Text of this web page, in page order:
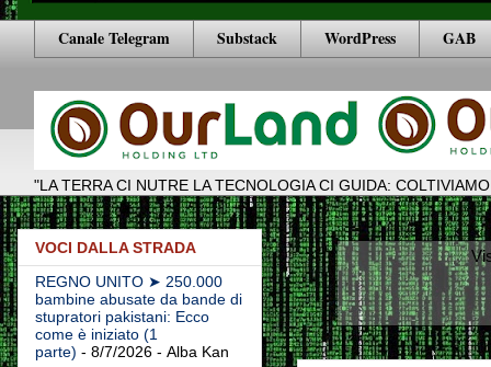
Canale Telegram Substack WordPress GAB
"LA TERRA CI NUTRE LA TECNOLOGIA CI GUIDA:
VOCI DALLA STRADA
REGNO UNITO ➤ 250.000
bambine abusate da bande di
stupratori pakistani: Ecco
come è iniziato (1
parte) - 8/7/2026 - Alba Kan